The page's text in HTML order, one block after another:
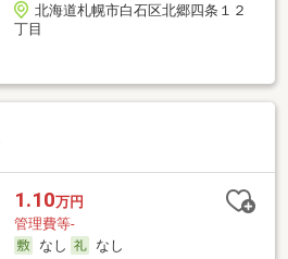
北海道札幌市白石区北郷四条１２
丁目
1.10万円
管理費等-
なし
なし